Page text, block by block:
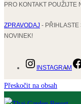
PRO KONTAKT POUŽIJTE
ZPRAVODAJ - PŘIHLASTE
NOVINEK!
INSTAGRAM
Přeskočit na obsah